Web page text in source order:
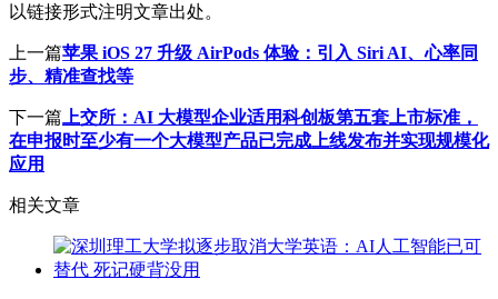
以链接形式注明文章出处。
上一篇苹果 iOS 27 升级 AirPods 体验：引入 Siri AI、心率同
步、精准查找等
下一篇 上交所：AI 大模型企业适用科创板第五套上市标准，
在申报时至少有一个大模型产品已完成上线发布并实现规模化
应用
相关文章